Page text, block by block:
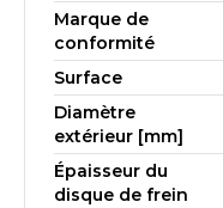
Marque de
conformité
Surface
Diamètre
extérieur [mm]
Épaisseur du
disque de frein